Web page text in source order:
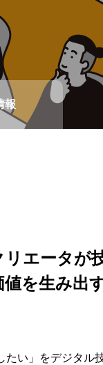
報
エータが
を生み出
たい」をデジタル
スト。未
優良法人
ジタルで実現す
アやクリエーター
ている！
大限に活
ターの成長をサポ